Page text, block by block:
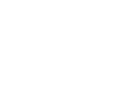
Percetakan | Print UV |